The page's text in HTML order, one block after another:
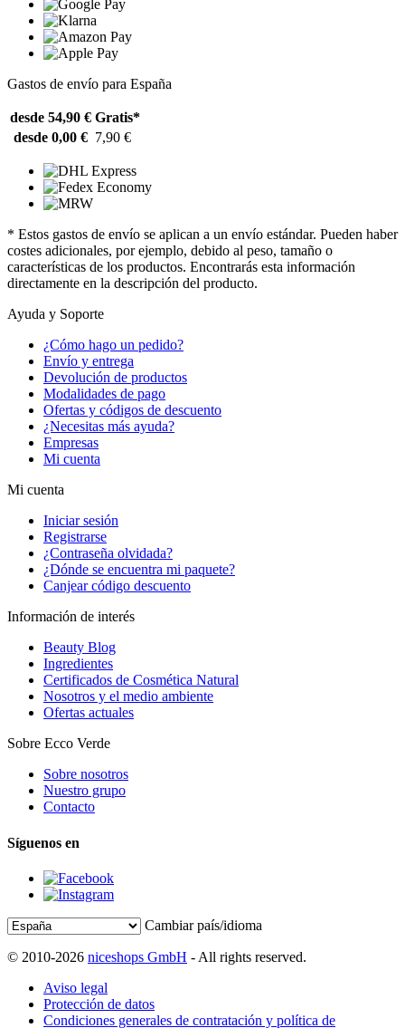
Gastos de envío para España
desde 54,90 € Gratis*
desde 0,00 € 7,90 €
* Estos gastos de envío se aplican a un envío estándar. Pueden haber
costes adicionales, por ejemplo, debido al peso, tamaño o
características de los productos. Encontrarás esta información
directamente en la descripción del producto.
Ayuda y Soporte
¿Cómo hago un pedido?
Envío y entrega
Devolución de productos
Modalidades de pago
Ofertas y códigos de descuento
¿Necesitas más ayuda?
Empresas
Mi cuenta
Mi cuenta
Iniciar sesión
Registrarse
¿Contraseña olvidada?
¿Dónde se encuentra mi paquete?
Canjear código descuento
Información de interés
Beauty Blog
Ingredientes
Certificados de Cosmética Natural
Nosotros y el medio ambiente
Ofertas actuales
Sobre Ecco Verde
Sobre nosotros
Nuestro grupo
Contacto
Síguenos en
Cambiar país/idioma
© 2010-2026 niceshops GmbH - All rights reserved.
Aviso legal
Protección de datos
Condiciones generales de contratación y política de